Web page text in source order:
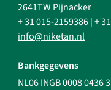
2641TW Pijnacker
+ 31 015-2159386 |+
info@niketan.nl
Bankgegevens
NL06 INGB 0008 0436